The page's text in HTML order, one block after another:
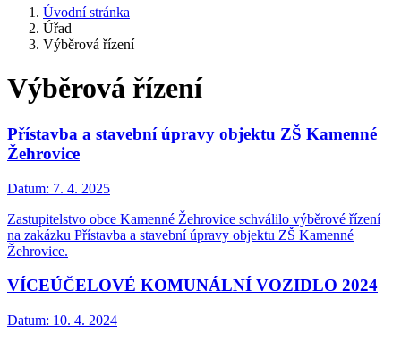
Úvodní stránka
Úřad
Výběrová řízení
Výběrová řízení
Přístavba a stavební úpravy objektu ZŠ Kamenné
Žehrovice
Datum: 7. 4. 2025
Zastupitelstvo obce Kamenné Žehrovice schválilo výběrové řízení
na zakázku Přístavba a stavební úpravy objektu ZŠ Kamenné
Žehrovice.
VÍCEÚČELOVÉ KOMUNÁLNÍ VOZIDLO 2024
Datum: 10. 4. 2024